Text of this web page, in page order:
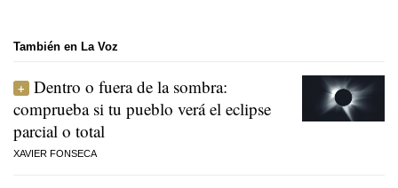
También en La Voz
Dentro o fuera de la sombra:
comprueba si tu pueblo verá el eclipse
parcial o total
XAVIER FONSECA